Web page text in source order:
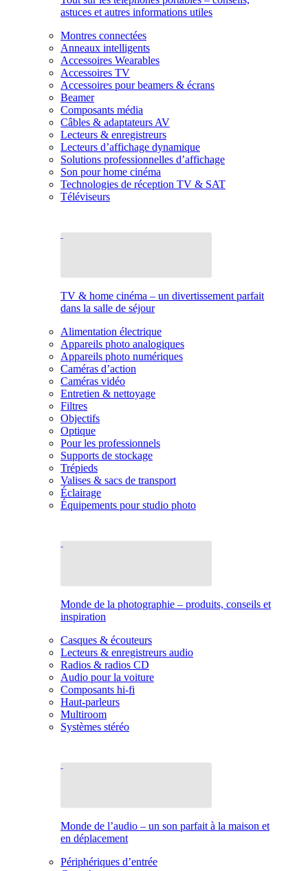
astuces et autres informations utiles
Montres connectées
Anneaux intelligents
Accessoires Wearables
Accessoires TV
Accessoires pour beamers & écrans
Beamer
Composants média
Câbles & adaptateurs AV
Lecteurs & enregistreurs
Lecteurs d’affichage dynamique
Solutions professionnelles d’affichage
Son pour home cinéma
Technologies de réception TV & SAT
Téléviseurs
TV & home cinéma – un divertissement parfait
dans la salle de séjour
Alimentation électrique
Appareils photo analogiques
Appareils photo numériques
Caméras d’action
Caméras vidéo
Entretien & nettoyage
Filtres
Objectifs
Optique
Pour les professionnels
Supports de stockage
Trépieds
Valises & sacs de transport
Éclairage
Équipements pour studio photo
Monde de la photographie – produits, conseils et
inspiration
Casques & écouteurs
Lecteurs & enregistreurs audio
Radios & radios CD
Audio pour la voiture
Composants hi-fi
Haut-parleurs
Multiroom
Systèmes stéréo
Monde de l’audio – un son parfait à la maison et
en déplacement
Périphériques d’entrée